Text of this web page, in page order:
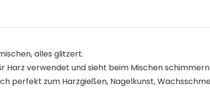
alles glitzert.
Harz verwendet und sieht beim Mischen
perfekt zum Harzgießen, Nagelkunst,